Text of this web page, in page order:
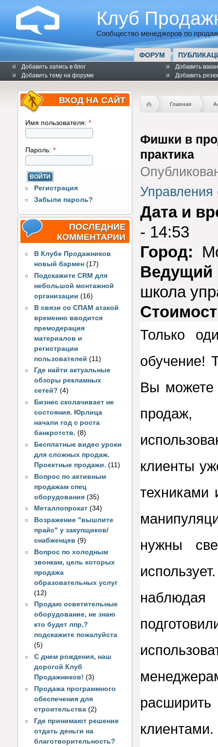
Клуб
Сообщество менеджеров по
ФОРУМ
Добавить запись в блог
Добавить тему на форуме
Добавить
Добавить
ВХОД НА САЙТ
Имя пользователя: *
Пароль: *
Регистрация
Забыли пароль?
ПОСЛЕДНИЕ
КОММЕНТАРИИ
В Клубе Продажников
новый бармен (17)
Подскажите CRM для
небольшой монтажной
организации (16)
В связи со СПАМ атакой
временно вводится
премодерация
материалов и
регистрации
пользователей(11)
Где найти актуальные
обзоры рекламных
сетей? (4)
Бизнес сколачивает не
состояния. Юрлица
начали год с роста
банкротств. (8)
Бесплатные видео уроки
для сложных продаж.
Проектные продажи. (11)
Вопрос по активным
продажам спец
оборудования (35)
Металлопрокат (34)
Возражение "вышлите
прайс" у закупщиков/
снабженцев (9)
Вопрос по холодным
звонкам, цель которых
продажа
образовательных услуг
(12)
Продаю осветительные
оборудование, не знаю
кто будет лпр,?
подскажите пожалуйста
(5)
С днем рождения, наш
дорогой Клуб
Продажников! (3)
Продажа программного
обеспечения для
строительства (2)
Где принимают решение
отдать деньги на
благотворительность?
Главная
Фишки в
практика
Управления
Дата и
- 14:53
Город:
Ведущий
школа
Только
Вы можете
продаж,
клиенты
техниками
нужны